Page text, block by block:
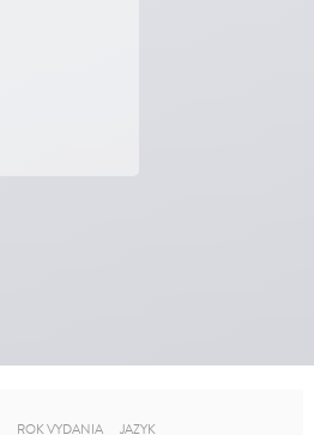
ROK VYDANIA JAZYK